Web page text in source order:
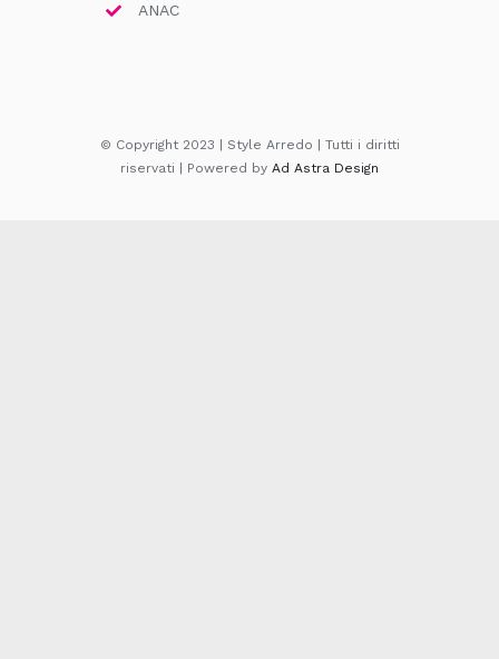
ANAC
© Copyright 2023 | Style Arredo | Tutti i diritti
riservati | Powered by Ad Astra Design